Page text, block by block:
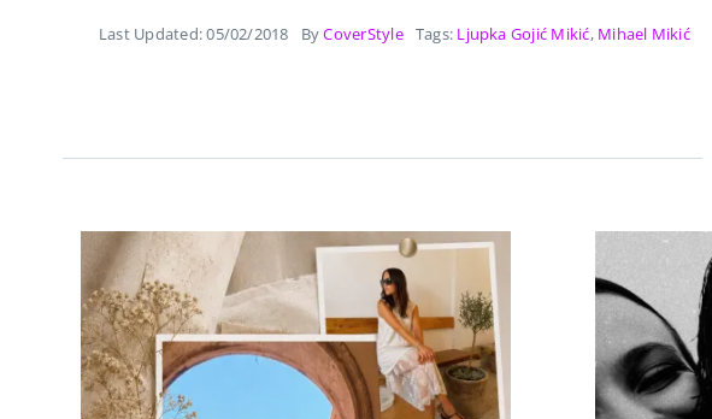
Last Updated: 05/02/2018 ByCoverStyle Tags: Ljupka Gojić Mikić, Mihael Mikić